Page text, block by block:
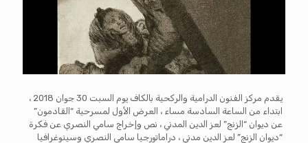
يقدم مركز الفنون الدرامية والركحية بالكاف يوم السبت 30 جوان 2018 ،
ابتداء من الساعة السادسة مساء ، العرض الأول لمسرحية “القادمون”
عن ديوان “الزنج” لعز الدين المدني ، نص وإخراج سامي النصري عن فكرة
“ديوان الزنج” لعز الدين مدني ، دراماتورجيا سامي النصري وسينوغرافيا